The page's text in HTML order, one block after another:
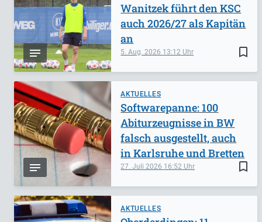
bookmark_border
5. Aug. 2026 13:12
Wanitzek führt den KSC
auch 2026/27 als Kapitän
an
AKTUELLES
bookmark_border
27. Juli 2026 16:52
Softwarepanne: 100
Abiturzeugnisse in BW
falsch ausgestellt, auch
in Karlsruhe und Bretten
AKTUELLES